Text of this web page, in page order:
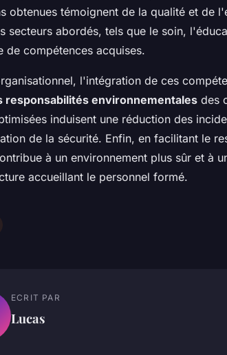
obtenues témoignent de la qualité et de
secteurs abordés, tels que le soin,
de compétences acquises.
l'intégration de ces
responsabilités environnementales des
induisent une réduction des
de la sécurité. Enfin, en facilitant le
à un environnement plus sûr et à
accueillant le personnel formé.
ECRIT PAR
Lucas